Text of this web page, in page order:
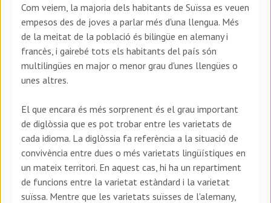
Com veiem, la majoria dels habitants de Suïssa es veuen
empesos des de joves a parlar més d'una llengua. Més
de la meitat de la població és bilingüe en alemany i
francès, i gairebé tots els habitants del país són
multilingües en major o menor grau d'unes llengües o
unes altres.
El que encara és més sorprenent és el grau important
de diglòssia que es pot trobar entre les varietats de
cada idioma. La diglòssia fa referència a la situació de
convivència entre dues o més varietats lingüístiques en
un mateix territori. En aquest cas, hi ha un repartiment
de funcions entre la varietat estàndard i la varietat
suïssa. Mentre que les varietats suïsses de l'alemany,